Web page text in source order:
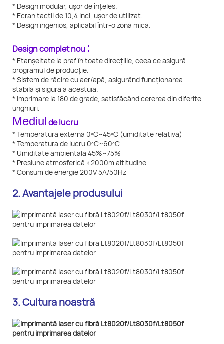
* Design modular, ușor de înțeles.
* Ecran tactil de 10,4 inci, ușor de utilizat.
* Design ingenios, aplicabil într-o zonă mică.
Design complet nou :
* Etanșeitate la praf în toate direcțiile, ceea ce asigură
programul de producție.
* Sistem de răcire cu aer/apă, asigurând funcționarea
stabilă și sigură a acestuia.
* Imprimare la 180 de grade, satisfăcând cererea din diferite
unghiuri.
Mediulde lucru
* Temperatură externă 0ºC~45ºC (umiditate relativă)
* Temperatura de lucru 0ºC~60ºC
* Umiditate ambientală 45%~75%
* Presiune atmosferică <2000m altitudine
* Consum de energie 200V 5A/50Hz
2. Avantajele produsului
3. Cultura noastră